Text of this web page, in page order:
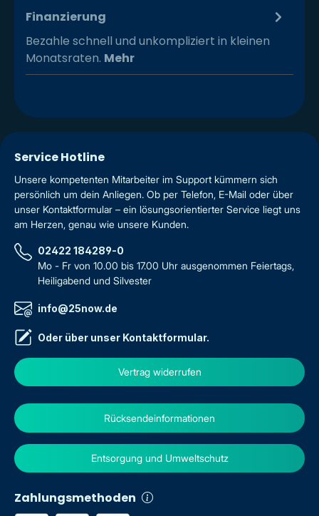
Finanzierung
Bezahle schnell und unkompliziert in kleinen
Monatsraten. Mehr
Service Hotline
Unsere kompetenten Mitarbeiter im Support kümmern sich
persönlich um dein Anliegen. Ob per Telefon, E-Mail oder über
unser Kontaktformular – ein lösungsorientierter Service liegt uns
am Herzen, genau wie unsere Kunden.
02422 184289-0
Mo - Fr von 10.00 bis 17.00 Uhr ausgenommen Feiertags,
Heiligabend und Silvester
info@25now.de
Oder über unser Kontaktformular.
Vertrag widerrufen
Zahlungsmethoden
Rücksendeinformationen
Entsorgung und Umweltschutz